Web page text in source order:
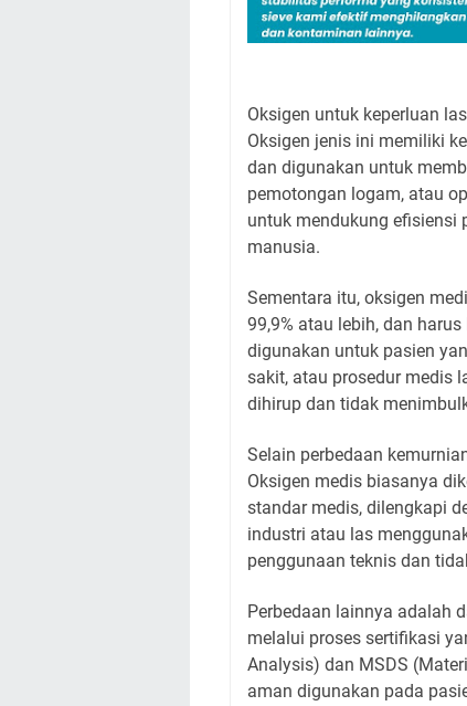
Oksigen untuk keperluan
Oksigen jenis ini memiliki
dan digunakan untuk
pemotongan logam, atau
untuk mendukung efisiensi
manusia.
Sementara itu, oksigen
99,9% atau lebih, dan
digunakan untuk pasien
sakit, atau prosedur medis
dihirup dan tidak
Selain perbedaan
Oksigen medis biasanya
standar medis, dilengkapi
industri atau las
penggunaan teknis dan
Perbedaan lainnya adalah
melalui proses sertifikasi
Analysis) dan MSDS
aman digunakan pada